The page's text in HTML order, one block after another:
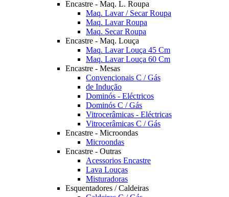
Encastre - Maq. L. Roupa
Maq. Lavar / Secar Roupa
Maq. Lavar Roupa
Maq. Secar Roupa
Encastre - Maq. Louça
Maq. Lavar Louça 45 Cm
Maq. Lavar Louça 60 Cm
Encastre - Mesas
Convencionais C / Gás
de Indução
Dominós - Eléctricos
Dominós C / Gás
Vitrocerâmicas - Eléctricas
Vitrocerâmicas C / Gás
Encastre - Microondas
Microondas
Encastre - Outras
Acessorios Encastre
Lava Louças
Misturadoras
Esquentadores / Caldeiras